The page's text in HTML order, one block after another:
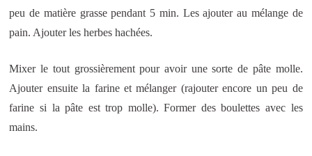
peu de matière grasse pendant 5 min. Les ajouter au mélange de
pain. Ajouter les herbes hachées.
Mixer le tout grossièrement pour avoir une sorte de pâte molle.
Ajouter ensuite la farine et mélanger (rajouter encore un peu de
farine si la pâte est trop molle). Former des boulettes avec les
mains.